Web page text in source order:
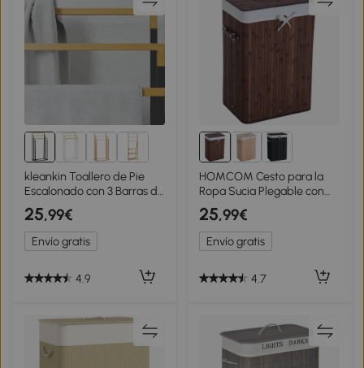
kleankin Toallero de Pie
Escalonado con 3 Barras de
Bambú y Marco de Acero
para Baño Lavadero
45x22,5x86 cm Negro y
Natural
25,99€
Envío gratis
4.9
HOMCOM Cesto para la
Ropa Sucia Plegable con
Tapa Cubo para la Colada
Rectangular con Asas
40x30x60 cm Marrón
25,99€
Envío gratis
4.7